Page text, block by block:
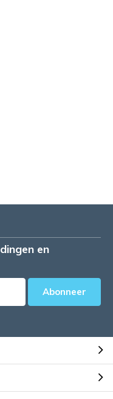
en
Abonneer